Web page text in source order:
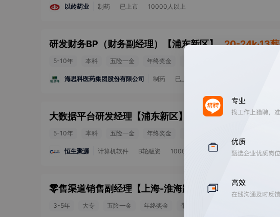
以岭药业 制药 已上市 10000人以上
研发财务BP（财务副经理） 【浦东新区】 20-24k·13薪
5-10年 本科 五险一金 年终奖金 带薪年假
海思科医药集团股份有限公司 制药 已上市
大数据平台研发经理 【浦东新区】 25-30k
5-10年 本科 五险一金 年终奖金
恒生聚源 计算机软件 B轮融资 1000-2000人
零售渠道销售副经理 【 上海-淮海路 10-20k
3-5年 大专 五险一金 年终奖金 带薪年假